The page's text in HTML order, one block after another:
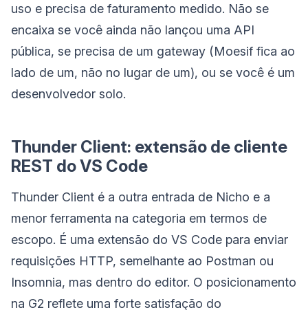
uso e precisa de faturamento medido. Não se
encaixa se você ainda não lançou uma API
pública, se precisa de um gateway (Moesif fica ao
lado de um, não no lugar de um), ou se você é um
desenvolvedor solo.
Thunder Client: extensão de cliente
REST do VS Code
Thunder Client é a outra entrada de Nicho e a
menor ferramenta na categoria em termos de
escopo. É uma extensão do VS Code para enviar
requisições HTTP, semelhante ao Postman ou
Insomnia, mas dentro do editor. O posicionamento
na G2 reflete uma forte satisfação do